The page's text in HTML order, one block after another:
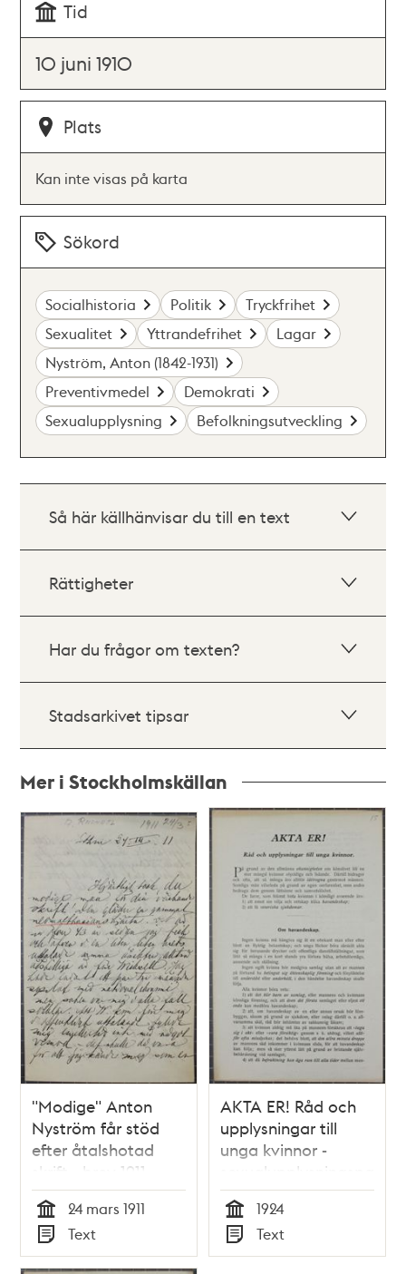
Tid
10 juni 1910
Plats
Kan inte visas på karta
Sökord
Socialhistoria Politik
Tryckfrihet
Sexualitet
Yttrandefrihet
Lagar
Nyström, Anton (1842-1931)
Preventivmedel
Demokrati
Sexualupplysning
Befolkningsutveckling
Så här källhänvisar du till en text
Rättigheter
Har du frågor om texten?
Stadsarkivet tipsar
Mer i Stockholmskällan
Relaterade
poster
teman
"Modige" Anton
Nyström får stöd
efter åtalshotad
skrift - brev 1911
Tid
24 mars 1911
Typ
Text
AKTA ER! Råd och
upplysningar till
unga kvinnor -
1924
Tid
1924
Typ
Text